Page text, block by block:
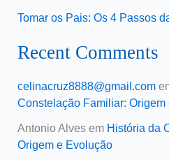
Tomar os Pais: Os 4 Passos
Recent Comments
celinacruz8888@gmail.com
Constelação Familiar: Origem
Antonio Alvesem História da
Origem e Evolução